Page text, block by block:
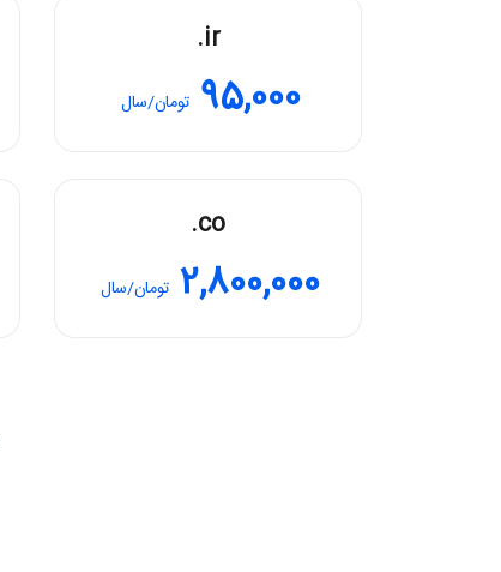
.ir
95,000 تومان/سال
.co
2,800,000 تومان/سال